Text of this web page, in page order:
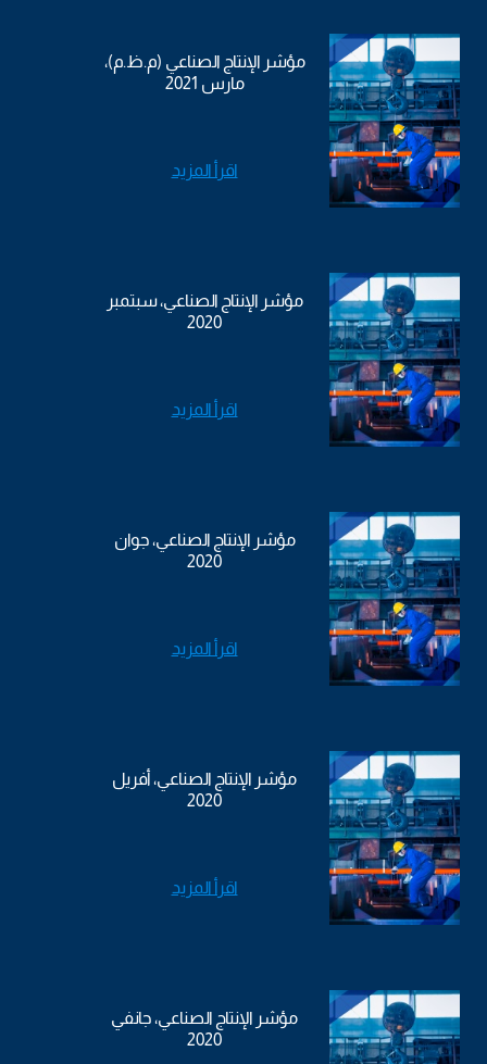
مؤشر الإنتاج الصناعي (م.ظ.م)،
مارس 2021
اقرأ المزيد
مؤشر الإنتاج الصناعي، سبتمبر
2020
اقرأ المزيد
مؤشر الإنتاج الصناعي، جوان
2020
اقرأ المزيد
مؤشر الإنتاج الصناعي، أفريل
2020
اقرأ المزيد
مؤشر الإنتاج الصناعي، جانفي
2020